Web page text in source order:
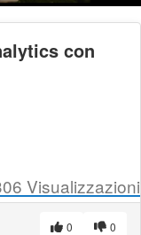
con
Visualizzazioni
0
0